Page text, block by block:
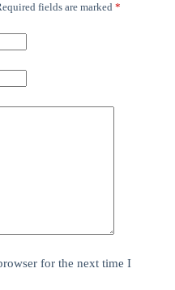
fields are marked *
for the next time I